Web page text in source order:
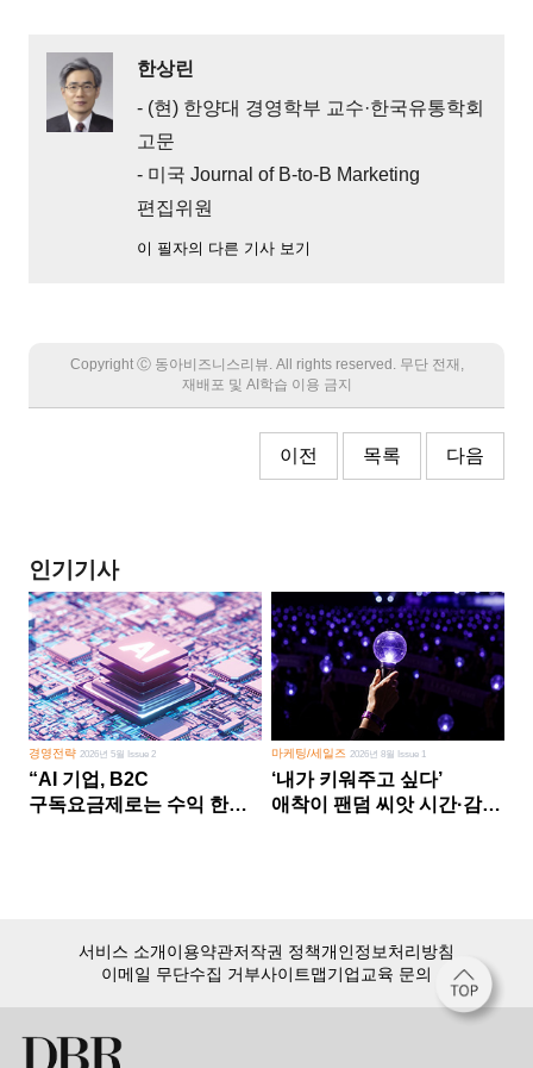
한상린
- (현) 한양대 경영학부 교수·한국유통학회
고문
- 미국 Journal of B-to-B Marketing
편집위원
이 필자의 다른 기사 보기
Copyright Ⓒ 동아비즈니스리뷰. All rights reserved. 무단 전재,
재배포 및 AI학습 이용 금지
이전 목록 다음
인기기사
경영전략 2026년 5월 Issue 2
“AI 기업, B2C
구독요금제로는 수익 한계
마케팅/세일즈 2026년 8월 Issue 1
‘내가 키워주고 싶다’
애착이 팬덤 씨앗 시간·감정
서비스 소개이용약관저작권 정책개인정보처리방침
이메일 무단수집 거부사이트맵기업교육 문의